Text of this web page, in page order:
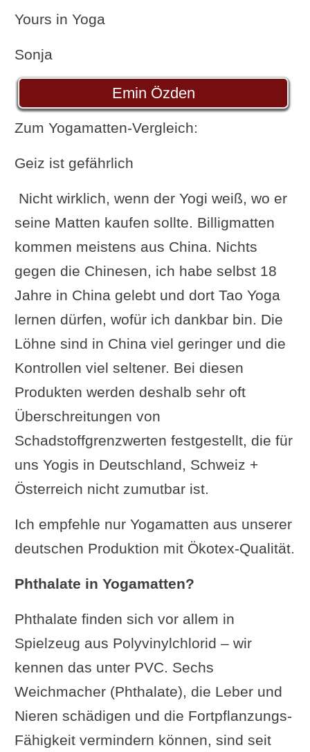
Yours in Yoga
Sonja
Emin Özden
Zum Yogamatten-Vergleich:
Geiz ist gefährlich
Nicht wirklich, wenn der Yogi weiß, wo er
seine Matten kaufen sollte. Billigmatten
kommen meistens aus China. Nichts
gegen die Chinesen, ich habe selbst 18
Jahre in China gelebt und dort Tao Yoga
lernen dürfen, wofür ich dankbar bin. Die
Löhne sind in China viel geringer und die
Kontrollen viel seltener. Bei diesen
Produkten werden deshalb sehr oft
Überschreitungen von
Schadstoffgrenzwerten festgestellt, die für
uns Yogis in Deutschland, Schweiz +
Österreich nicht zumutbar ist.
Ich empfehle nur Yogamatten aus unserer
deutschen Produktion mit Ökotex-Qualität.
Phthalate in Yogamatten?
Phthalate finden sich vor allem in
Spielzeug aus Polyvinylchlorid – wir
kennen das unter PVC. Sechs
Weichmacher (Phthalate), die Leber und
Nieren schädigen und die Fortpflanzungs-
Fähigkeit vermindern können, sind seit